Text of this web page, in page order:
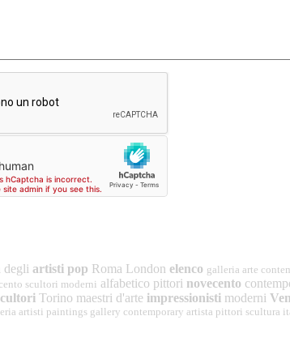
degli artisti pop Roma London elenco galleria arte
scultori moderni alfabetico pittori novecento
Torino maestri d'arte impressionisti moderni
artisti paintings gallery contemporary artista pittori scultura